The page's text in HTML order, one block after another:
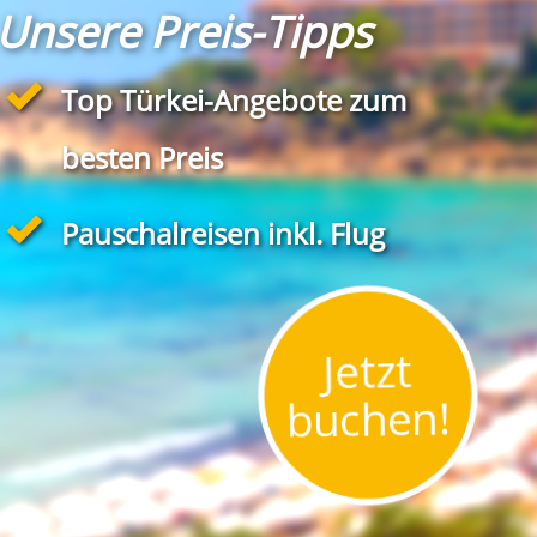
Preis-Tipps
Top Türkei-Angebote zum
besten Preis
Pauschalreisen inkl. Flug
Jetzt
buchen!